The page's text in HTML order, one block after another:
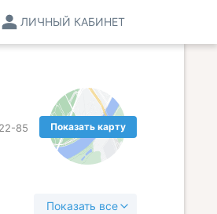
ЛИЧНЫЙ КАБИНЕТ
Показать карту
85
Показать все